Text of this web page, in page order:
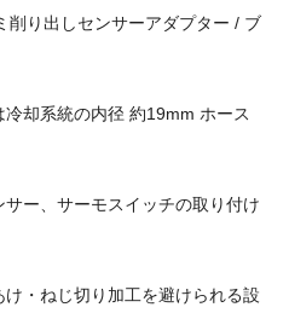
削り出しセンサーアダプター / ブ
却系統の内径 約19mm ホース
ー、サーモスイッチの取り付け
・ねじ切り加工を避けられる設